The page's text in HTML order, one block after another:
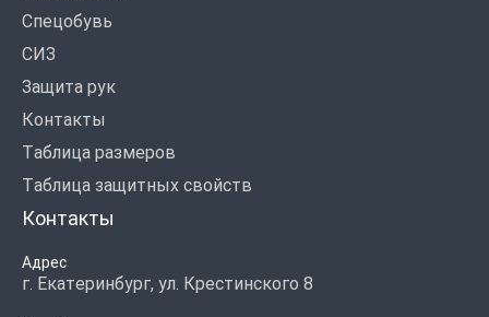
Спецобувь
СИЗ
Защита рук
Контакты
Таблица размеров
Таблица защитных свойств
Контакты
Адрес
г. Екатеринбург, ул. Крестинского 8